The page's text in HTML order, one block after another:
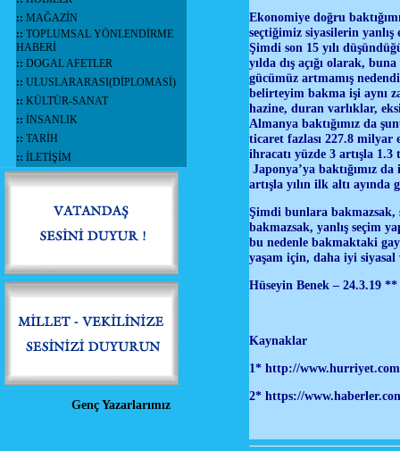
:: MAĞAZİN
:: TOPLUMSAL YÖNLENDİRME
HABERİ
:: DOGAL AFETLER
:: ULUSLARARASI(DİPLOMASİ)
:: KÜLTÜR-SANAT
:: İNSANLIK
:: TARİH
:: İLETİŞİM
Genç Yazarlarımız
Ekonomiye doğru
seçtiğimiz siyasilerin
Şimdi son 15 yılı
yılda dış açığı olarak,
gücümüz artmamış
belirteyim bakma işi aynı
hazine, duran varlıklar,
Almanya baktığımız da
ticaret fazlası 227.8 milyar
ihracatı yüzde 3 artışla
Japonya’ya baktığımız
artışla yılın ilk altı ayında
Şimdi bunlara bakmazsak,
bakmazsak, yanlış seçim
bu nedenle bakmaktaki
yaşam için, daha iyi
Hüseyin Benek – 24.3.19
Kaynaklar
1* http://
2* https://